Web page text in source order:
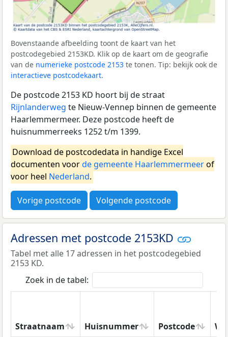
Bovenstaande afbeelding toont de kaart van het
postcodegebied 2153KD. Klik op de kaart om de geografie
van de numerieke postcode 2153 te tonen. Tip: bekijk ook de
interactieve postcodekaart.
De postcode 2153 KD hoort bij de straat
Rijnlanderweg te Nieuw-Vennep binnen de gemeente
Haarlemmermeer. Deze postcode heeft de
huisnummerreeks 1252 t/m 1399.
Download de postcodedata in handige Excel
documenten voorde gemeente Haarlemmermeerof
voor heel Nederland.
Vorige postcode Volgende postcode
Adressen met postcode 2153KD
Tabel met alle 17 adressen in het postcodegebied
2153 KD.
Zoek in de tabel:
Straatnaam Huisnummer Postcode